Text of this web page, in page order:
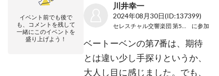
イベント前でも後で
も、コメントを残して
一緒にこのイベントを
盛り上げよう！
川井幸一
2024年08月30日(ID:137399)
に参加
ベートーベンの第7番は、期待
とは違い少し手探りというか、
大人し目に感じました。でも、